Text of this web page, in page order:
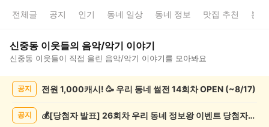
전체글 공지 인기 동네 일상 동네 정보 맛집 추천 분
신중동 이웃들의 음악/악기 이야기
신중동 이웃들이 직접 올린 음악/악기 이야기를 모아봐요
공지 전원 1,000캐시! 🥳 우리 동네 썰전 14회차 OPEN (~8/17)
공지 💰[당첨자 발표] 26회차 우리 동네 정보왕 이벤트 당첨자를 발표합니다!